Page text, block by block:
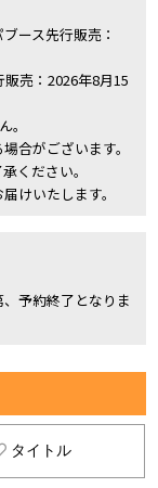
ース先行販売：
売：2026年8月15
。
合がございます。
ください。
けいたします。
予約終了となりま
タイトル